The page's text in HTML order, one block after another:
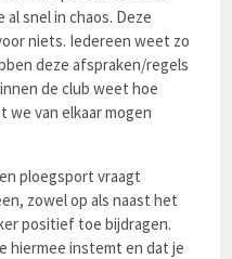
snel in chaos. Deze
niets. Iedereen weet zo
deze afspraken/regels
de club weet hoe
we van elkaar mogen
ploegsport vraagt
zowel op als naast het
positief toe bijdragen.
hiermee instemt en dat je